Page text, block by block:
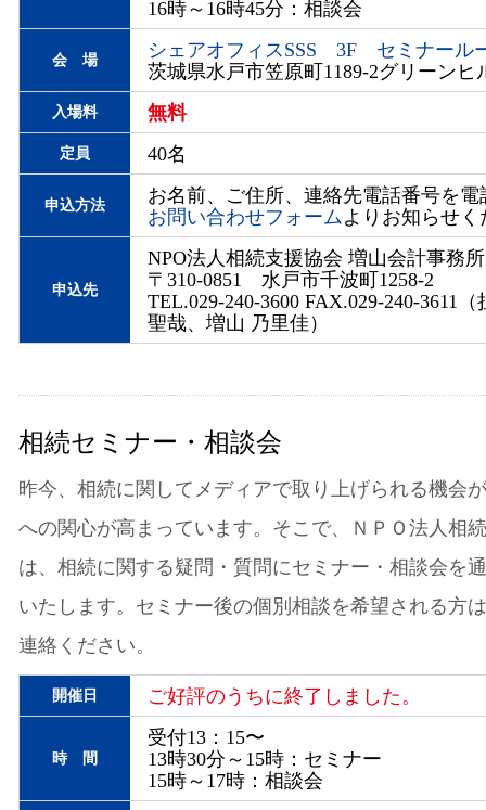
16時～16時45分：相談会
会 場
シェアオフィスSSS 3F セミナール
茨城県水戸市笠原町1189-2グリーンヒ
入場料 無料
定員 40名
申込方法
お名前、ご住所、連絡先電話番号を電
お問い合わせフォームよりお知らせく
申込先
NPO法人相続支援協会 増山会計事務所
〒310-0851 水戸市千波町1258-2
TEL.029-240-3600 FAX.029-240-3611
聖哉、増山 乃里佳）
相続セミナー・相談会
昨今、相続に関してメディアで取り上げられる機会
への関心が高まっています。そこで、ＮＰＯ法人相
は、相続に関する疑問・質問にセミナー・相談会を
いたします。セミナー後の個別相談を希望される方
連絡ください。
開催日 ご好評のうちに終了しました。
時 間
受付13：15〜
13時30分～15時：セミナー
15時～17時：相談会